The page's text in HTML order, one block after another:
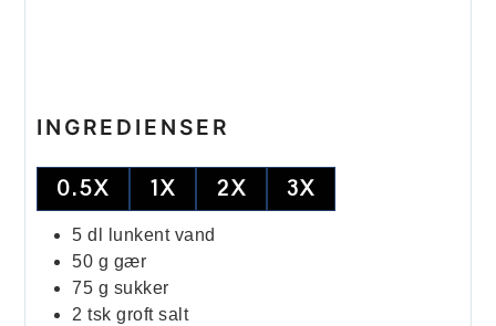
INGREDIENSER
0.5X 1X 2X 3X
5 dl
lunkent vand
50 g gær
75 g sukker
2 tsk groft salt